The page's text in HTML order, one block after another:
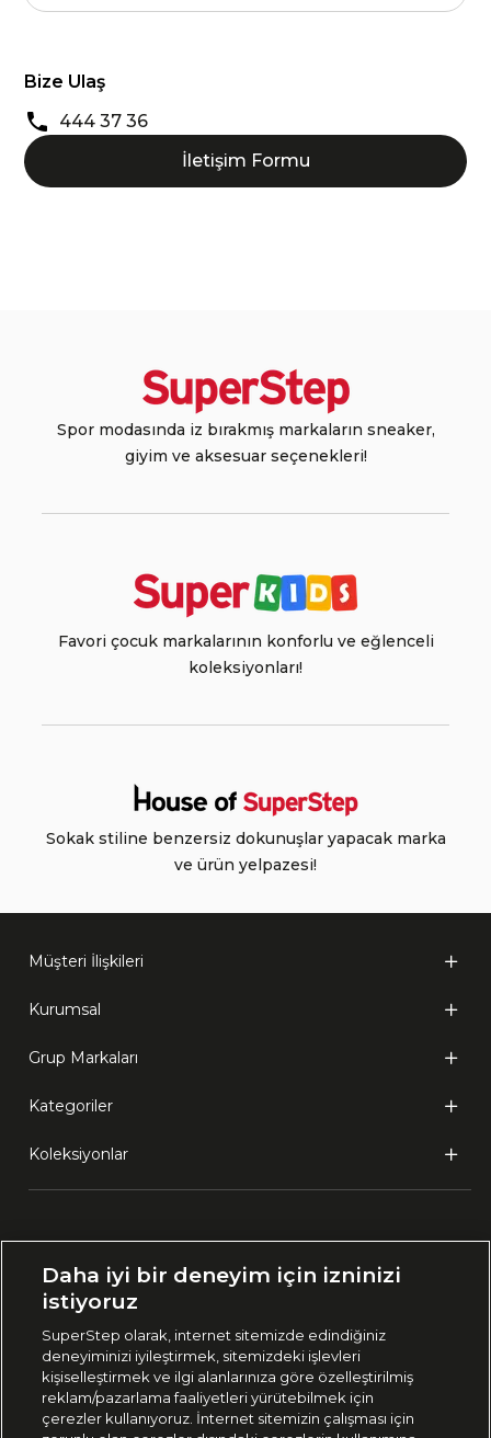
Bize Ulaş
444 37 36
İletişim Formu
Spor modasında iz bırakmış markaların sneaker,
giyim ve aksesuar seçenekleri!
Favori çocuk markalarının konforlu ve eğlenceli
koleksiyonları!
Sokak stiline benzersiz dokunuşlar yapacak marka
ve ürün yelpazesi!
Müşteri İlişkileri
Kurumsal
Grup Markaları
Kategoriler
Koleksiyonlar
🇹🇷 Türkiye
444 37 36
Daha iyi bir deneyim için izninizi
istiyoruz
SuperStep olarak, internet sitemizde edindiğiniz
deneyiminizi iyileştirmek, sitemizdeki işlevleri
kişiselleştirmek ve ilgi alanlarınıza göre özelleştirilmiş
reklam/pazarlama faaliyetleri yürütebilmek için
çerezler kullanıyoruz. İnternet sitemizin çalışması için